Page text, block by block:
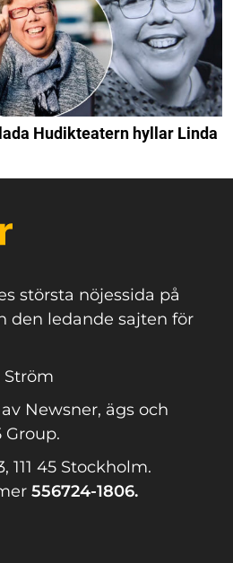
Hudikteatern hyllar Linda
största nöjessida på
den ledande sajten för
Ström
Newsner, ägs och
Group.
111 45 Stockholm.
556724-1806.